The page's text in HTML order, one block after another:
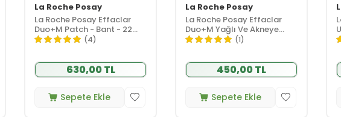
La Roche Posay
La Roche Posay Effaclar
Duo+M Patch - Bant - 22
Adet
(4)
630,00 TL
Sepete Ekle
La Roche Posay
La Roche Posay Effaclar
Duo+M Yağlı Ve Akneye
Eğilimli Ciltler için Yüz Bakım
(1)
450,00 TL
Sepete Ekle